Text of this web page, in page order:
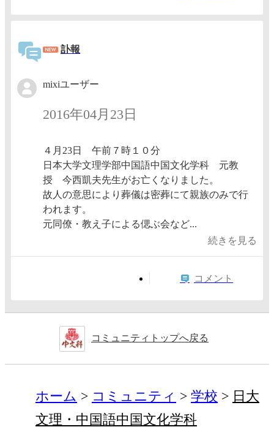
訃報
mixiユーザー
2016年04月23日
４月23日 午前７時１０分
日本大学文理学部中国語中国文化学科 元教
授 今西凱夫先生がお亡くなりました。
故人の意思により葬儀は密葬にて親族のみで行
われます。
元同僚・教え子による偲ぶ会など...
続きを見る
コメント
コミュニティトップへ戻る
ホーム コミュニティ 学校
日大
文理・中国語中国文化学科